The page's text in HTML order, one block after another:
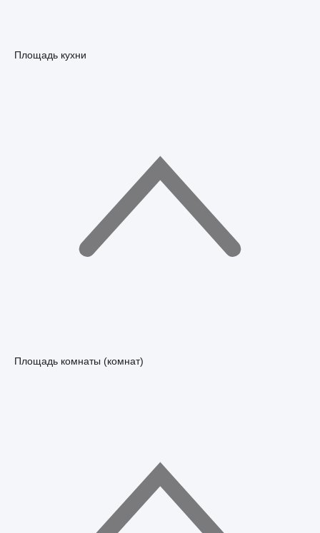
Площадь кухни
Площадь комнаты (комнат)